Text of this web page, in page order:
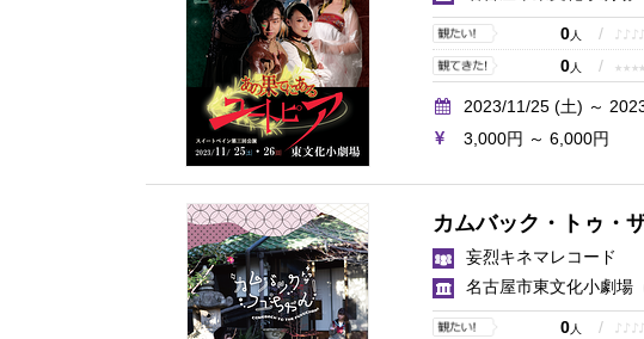
0人 / ♪ ♪ ♪ ♪
0人 / ★ ★ ★ ★
2023/11/25 (土) ～
3,000円 ～ 6,000円
カムバック・トゥ・
妄烈キネマレコード
名古屋市東文化小劇場
0人 / ♪ ♪ ♪ ♪